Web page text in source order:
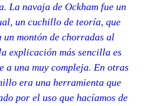
La navaja de Ockham fue un
un cuchillo de teoría, que
montón de chorradas al
explicación más sencilla es
a una muy compleja. En otras
era una herramienta que
por el uso que hacíamos de